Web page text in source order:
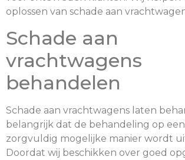
oplossen van schade aan
Schade aan
vrachtwagens
behandelen
Schade aan vrachtwagens laten
belangrijk dat de behandeling op een
zorgvuldig mogelijke manier wordt
Doordat wij beschikken over goed